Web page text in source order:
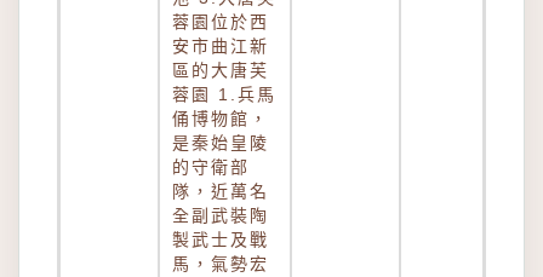
蓉園位於西
安市曲江新
區的大唐芙
蓉園 1.兵馬
俑博物館，
是秦始皇陵
的守衛部
隊，近萬名
全副武裝陶
製武士及戰
馬，氣勢宏